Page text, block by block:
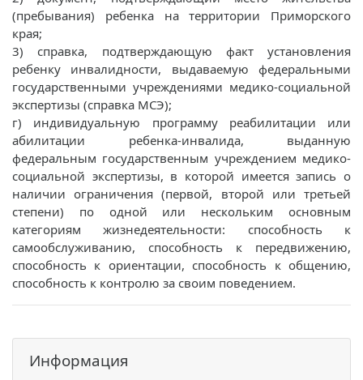
(пребывания) ребенка на территории Приморского
края;
3) справка, подтверждающую факт установления
ребенку инвалидности, выдаваемую федеральными
государственными учреждениями медико-социальной
экспертизы (справка МСЭ);
г) индивидуальную программу реабилитации или
абилитации ребенка-инвалида, выданную
федеральным государственным учреждением медико-
социальной экспертизы, в которой имеется запись о
наличии ограничения (первой, второй или третьей
степени) по одной или нескольким основным
категориям жизнедеятельности: способность к
самообслуживанию, способность к передвижению,
способность к ориентации, способность к общению,
способность к контролю за своим поведением.
Информация